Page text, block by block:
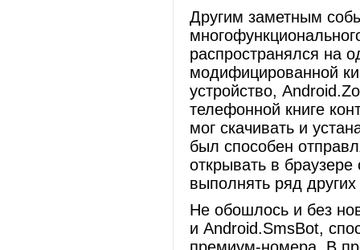
Другим заметным
распространялся на
модифицированной
устройство,
телефонной книге
мог скачивать и
был способен
открывать в
выполнять ряд
Не обошлось и без
и Android.SmsBot,